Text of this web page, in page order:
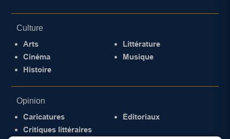
Culture
Arts
Cinéma
Histoire
Littérature
Musique
Opinion
Caricatures
Critiques littéraires
Éditoriaux